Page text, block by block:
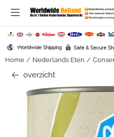
Cookievoorkeuren zijn
Home / Nederlands Eten /
overzicht